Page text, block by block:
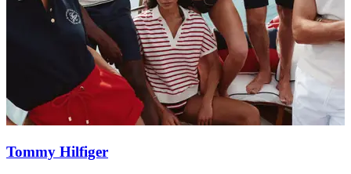
Tommy Hilfiger